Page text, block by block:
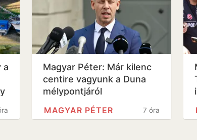
a
Magyar Péter: Már kilenc
centire vagyunk a Duna
mélypontjáról
7 óra
MAGYAR PÉTER